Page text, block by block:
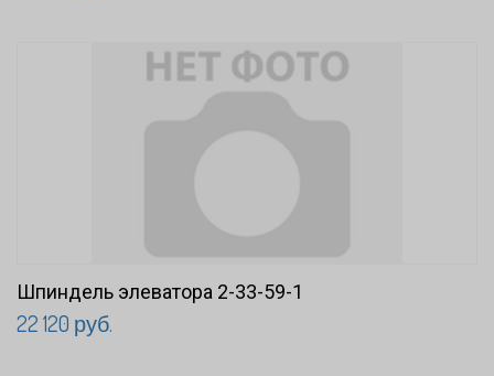
Шпиндель элеватора 2-33-59-1
22 120 руб.